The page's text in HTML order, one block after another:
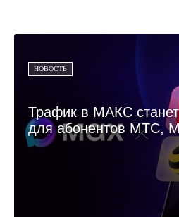
НОВОСТЬ
Трафик в МАКС
для абонентов МТС,